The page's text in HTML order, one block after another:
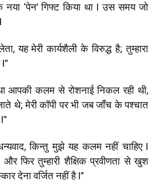
‘पेन’ गिफ्ट किया था l उस समय जो
यह मेरी कार्यशैली के विरुद्ध है; तुम्हारा
आपकी कलम से रोशनाई निकल रही थी,
थे; मेरी कॉपी पर भी जब जाँच के पश्चात
धन्यवाद, किन्तु मुझे यह कलम नहीं चाहिए l
फिर तुम्हारी शैक्षिक प्रवीणता से खुश
देना वर्जित नहीं है l”